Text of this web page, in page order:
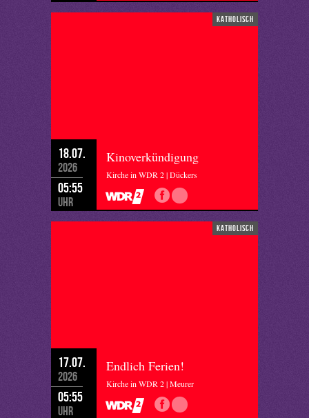
katholisch
18.07.
2026
05:55
Uhr
Kinoverkündigung
Kirche in WDR 2 | Dückers
katholisch
17.07.
2026
05:55
Uhr
Endlich Ferien!
Kirche in WDR 2 | Meurer